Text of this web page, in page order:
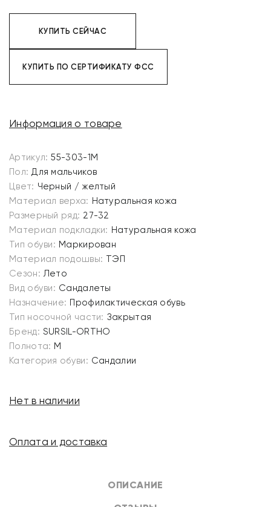
ОПИСАНИЕ
КУПИТЬ СЕЙЧАС
КУПИТЬ ПО СЕРТИФИКАТУ ФСС
Информация о товаре
Артикул: 55-303-1M
Пол: Для мальчиков
Цвет: Черный / желтый
Материал верха: Натуральная кожа
Размерный ряд: 27-32
Материал подкладки: Натуральная кожа
Тип обуви: Маркирован
Материал подошвы: ТЭП
Сезон: Лето
Вид обуви: Сандалеты
Назначение: Профилактическая обувь
Тип носочной части: Закрытая
Бренд: SURSIL-ORTHO
Полнота: M
Категория обуви: Сандалии
Нет в наличии
Оплата и доставка